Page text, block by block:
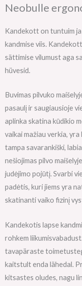
Neobulle
Kandekott on tuntuim
kandmise viis.
sättimise vilumust aga
hüvesid.
Buvimas pilvuko
pasaulį ir saugiausioje
aplinka skatina kūdikio
vaikai mažiau verkia,
tampa savarankiški,
nešiojimas pilvo
judėjimo pojūtį. Svarbi
padėtis, kuri jiems yra
skatinanti vaiko fizinį
Kandekotis lapse
rohkem
tavapäraste
kaitstult enda lähedal.
kitsastes oludes, nagu